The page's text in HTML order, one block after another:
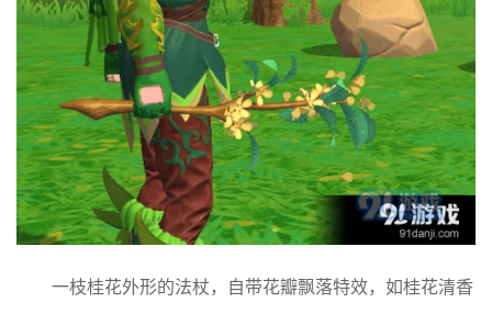
一枝桂花外形的法杖，自带花瓣飘落特效，如桂花清香